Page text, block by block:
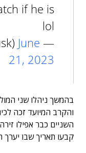
if he is
lol
— Elon Musk (@elonmusk)
June
21, 2023
בהמשך ניהלו שני
והקרב המיועד זכה
השניים כבר אפילו
קבעו תאריך שבו